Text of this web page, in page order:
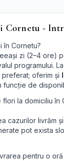
Cornetu -
în Cornetu?
zi (2–4 ore)
programului.
oferim și
funcție de
flori la domiciliu în
cazurilor livrăm
pot exista
pentru o